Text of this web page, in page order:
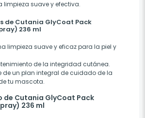
limpieza suave y efectiva.
de Cutania GlyCoat Pack
236 ml
limpieza suave y eficaz para la piel y
de la integridad cutánea.
de un plan integral de cuidado de la
tu mascota.
de Cutania GlyCoat Pack
236 ml